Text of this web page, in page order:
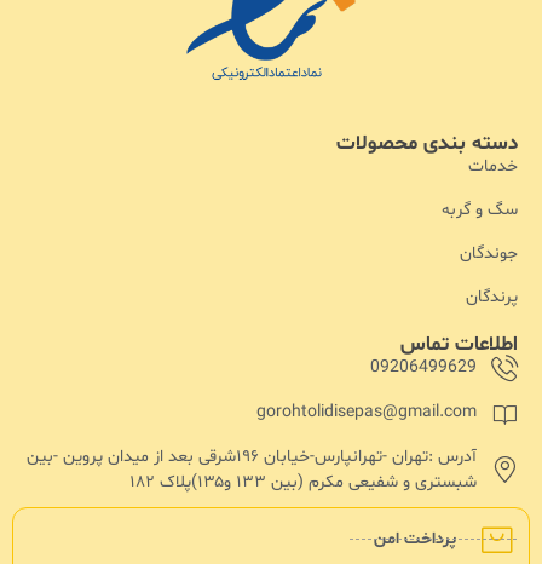
پرداخت امن
اطلاعات تماس
09206499629
gorohtolidisepas@gmail.com
آدرس :تهران -تهرانپارس-خیابان ۱۹۶شرقی بعد از میدان پروین -بین
شبستری و شفیعی مکرم (بین ۱۳۳ و۱۳۵)پلاک ۱۸۲
دسته بندی محصولات
خدمات
سگ و گربه
جوندگان
پرندگان